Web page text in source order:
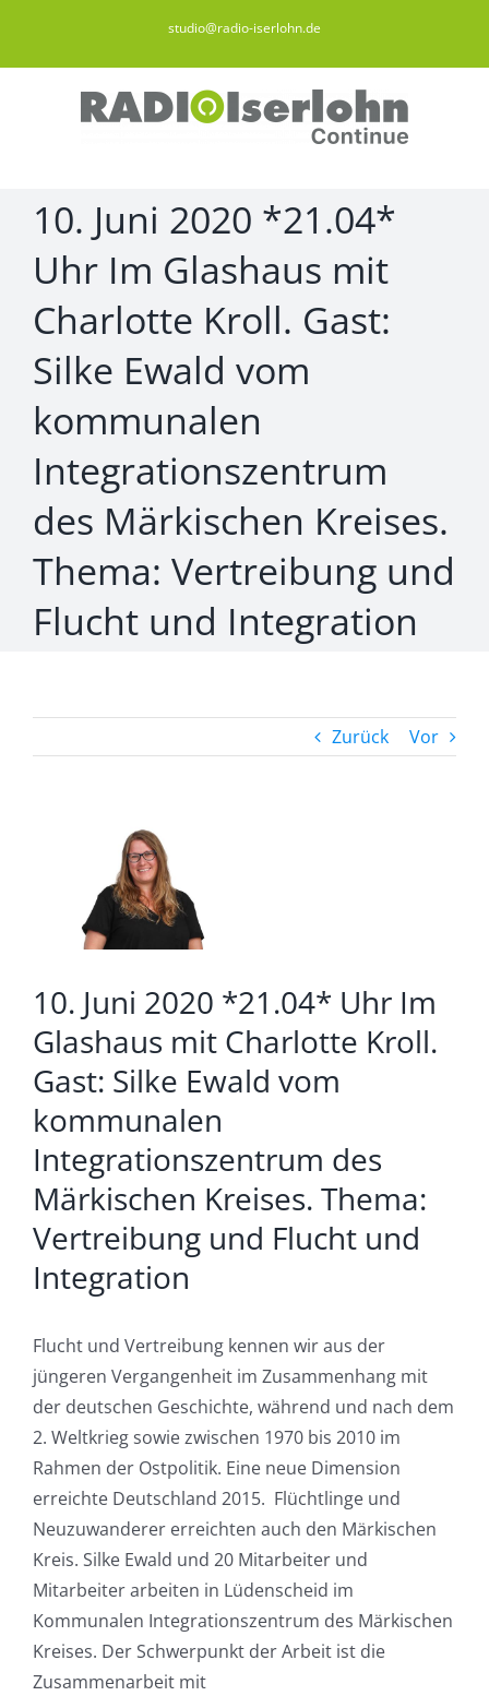
springen
studio@radio-iserlohn.de
10. Juni 2020 *21.04*
Uhr Im Glashaus mit
Charlotte Kroll. Gast:
Silke Ewald vom
kommunalen
Integrationszentrum
des Märkischen Kreises.
Thema: Vertreibung und
Flucht und Integration
Zurück Vor
10. Juni 2020 *21.04* Uhr Im
Glashaus mit Charlotte Kroll.
Gast: Silke Ewald vom
kommunalen
Integrationszentrum des
Märkischen Kreises. Thema:
Vertreibung und Flucht und
Integration
Flucht und Vertreibung kennen wir aus der
jüngeren Vergangenheit im Zusammenhang mit
der deutschen Geschichte, während und nach dem
2. Weltkrieg sowie zwischen 1970 bis 2010 im
Rahmen der Ostpolitik. Eine neue Dimension
erreichte Deutschland 2015. Flüchtlinge und
Neuzuwanderer erreichten auch den Märkischen
Kreis. Silke Ewald und 20 Mitarbeiter und
Mitarbeiter arbeiten in Lüdenscheid im
Kommunalen Integrationszentrum des Märkischen
Kreises. Der Schwerpunkt der Arbeit ist die
Zusammenarbeit mit